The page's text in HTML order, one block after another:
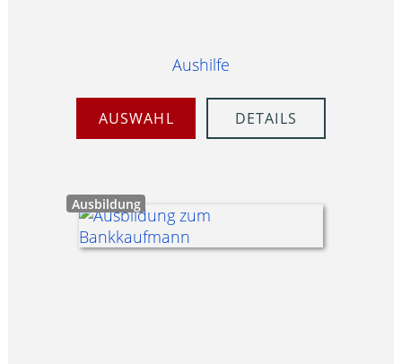
Aushilfe
AUSWAHL DETAILS
Ausbildung